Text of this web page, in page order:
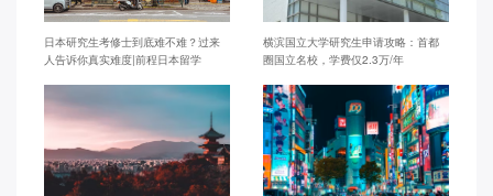
日本研究生考修士到底难不难？过来
人告诉你真实难度|前程日本留学
横滨国立大学研究生申请攻略：首都
圈国立名校，学费仅2.3万/年